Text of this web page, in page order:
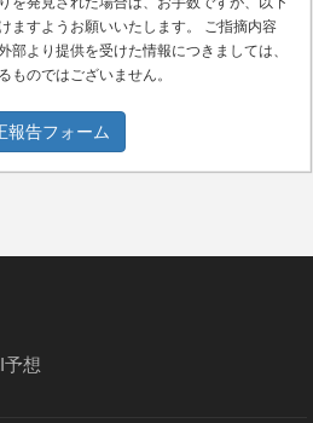
ますようお願いいたします。 ご指摘内容
部より提供を受けた情報につきましては、
ものではございません。
報告フォーム
予想